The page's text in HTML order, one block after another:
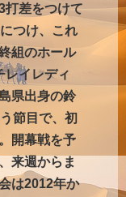
打差をつけて
つけ、これ
組のホール
レイレディ
県出身の鈴
節目で、初
開幕戦を予
来週からま
は2012年か